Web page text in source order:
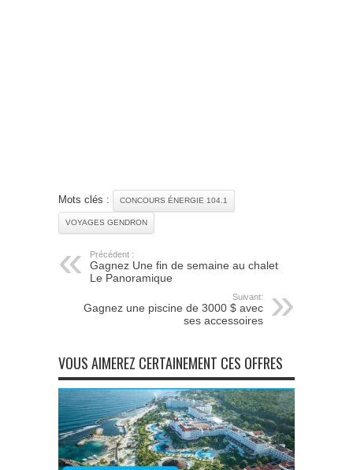
Mots clés : CONCOURS ÉNERGIE 104.1
VOYAGES GENDRON
Précédent :
Gagnez Une fin de semaine au chalet
Le Panoramique
Suivant:
Gagnez une piscine de 3000 $ avec
ses accessoires
VOUS AIMEREZ CERTAINEMENT CES OFFRES